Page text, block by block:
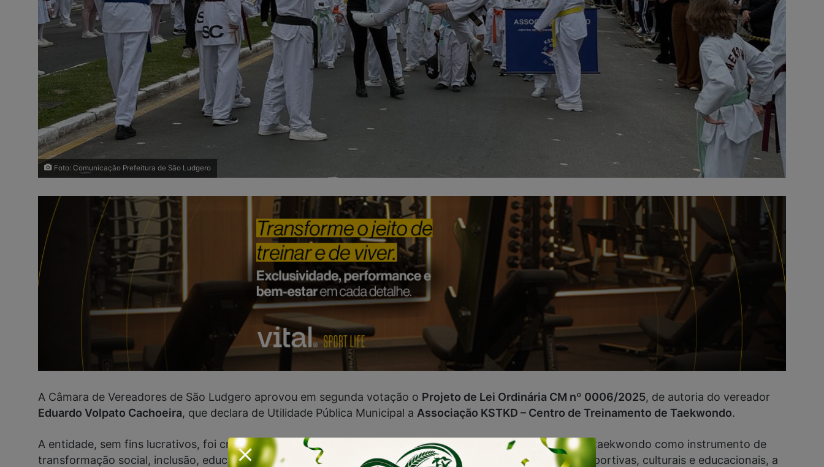
Foto: Comunicação Prefeitura de São Ludgero
A Câmara de Vereadores de São Ludgero aprovou em segunda votação o Projeto de Lei Ordinária CM nº 0006/2025, de autoria do vereador
Eduardo Volpato Cachoeira, que declara de Utilidade Pública Municipal a Associação KSTKD – Centro de Treinamento de Taekwondo.
A entidade, sem fins lucrativos, foi criada com a missão de promover, desenvolver e fomentar a prática do taekwondo como instrumento de
transformação social, inclusão, educação e promoção da saúde. Por meio de projetos sociais, atividades esportivas, culturais e educacionais, a